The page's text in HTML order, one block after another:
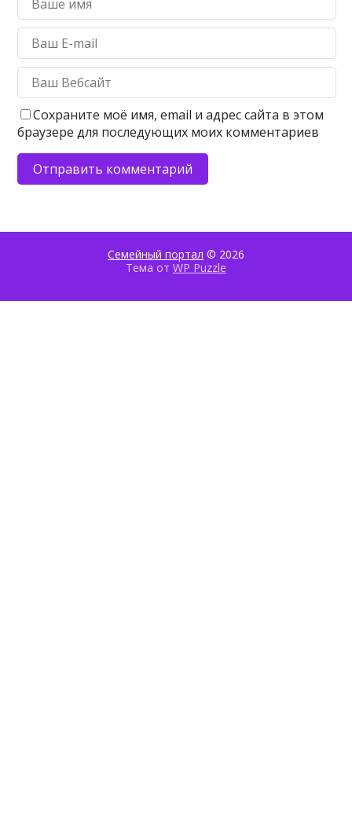
Сохраните моё имя, email и адрес сайта в этом
браузере для последующих моих комментариев
Семейный портал © 2026
Тема от WP Puzzle